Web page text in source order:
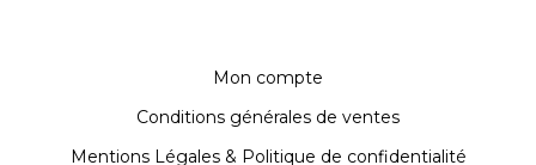
Mon compte
Conditions générales de ventes
Mentions Légales & Politique de confidentialité